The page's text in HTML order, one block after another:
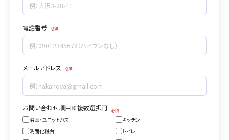
電話番号
メールアドレス
お問い合わせ項目※複数選択可
浴室・ユニットバス
キッチン
洗面化粧台
トイレ